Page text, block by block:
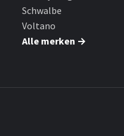
Schwalbe
Voltano
Alle merken →